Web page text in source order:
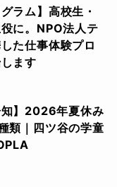
ラム】高校生・
に。NPO法人テ
た仕事体験プロ
ます
知】2026年夏休み
類｜四ツ谷の学童